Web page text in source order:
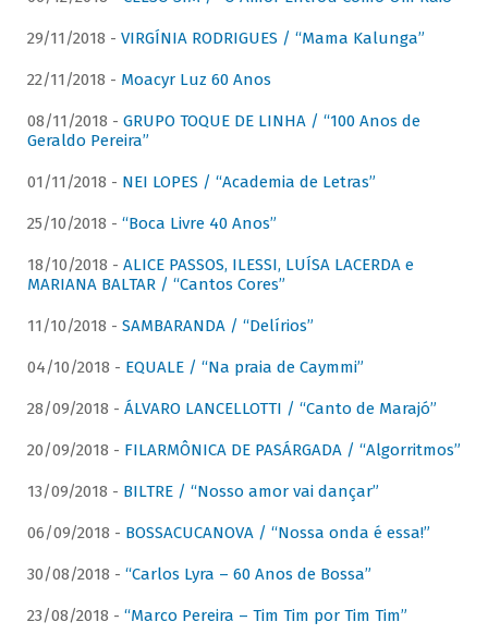
29/11/2018 - VIRGÍNIA RODRIGUES / “Mama Kalunga”
22/11/2018 - Moacyr Luz 60 Anos
08/11/2018 - GRUPO TOQUE DE LINHA / “100 Anos de
Geraldo Pereira”
01/11/2018 - NEI LOPES / “Academia de Letras”
25/10/2018 - “Boca Livre 40 Anos”
18/10/2018 - ALICE PASSOS, ILESSI, LUÍSA LACERDA e
MARIANA BALTAR / “Cantos Cores”
11/10/2018 - SAMBARANDA / “Delírios”
04/10/2018 - EQUALE / “Na praia de Caymmi”
28/09/2018 - ÁLVARO LANCELLOTTI / “Canto de Marajó”
20/09/2018 - FILARMÔNICA DE PASÁRGADA / “Algorritmos”
13/09/2018 - BILTRE / “Nosso amor vai dançar”
06/09/2018 - BOSSACUCANOVA / “Nossa onda é essa!”
30/08/2018 - “Carlos Lyra – 60 Anos de Bossa”
23/08/2018 - “Marco Pereira – Tim Tim por Tim Tim”